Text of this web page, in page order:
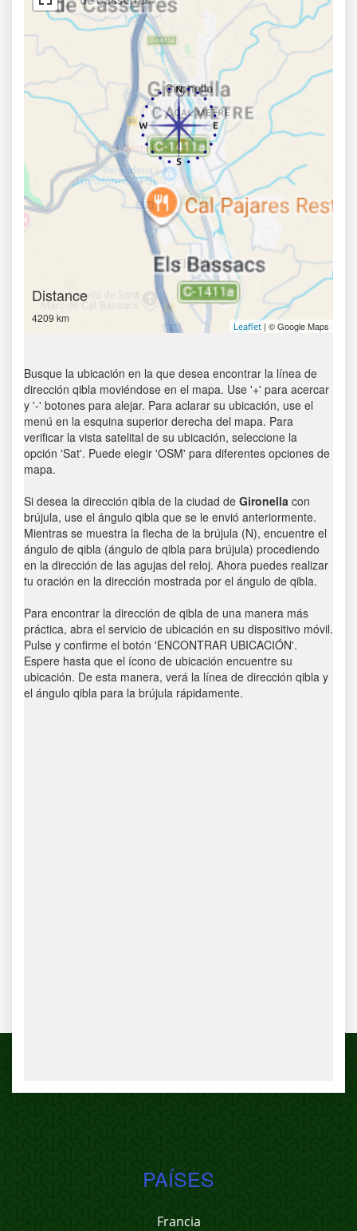
Distance
4209 km
Leaflet | © Google Maps
Busque la ubicación en la que desea encontrar la línea de
dirección qibla moviéndose en el mapa. Use '+' para acercar
y '-' botones para alejar. Para aclarar su ubicación, use el
menú en la esquina superior derecha del mapa. Para
verificar la vista satelital de su ubicación, seleccione la
opción 'Sat'. Puede elegir 'OSM' para diferentes opciones de
mapa.
Si desea la dirección qibla de la ciudad de Gironella con
brújula, use el ángulo qibla que se le envió anteriormente.
Mientras se muestra la flecha de la brújula (N), encuentre el
ángulo de qibla (ángulo de qibla para brújula) procediendo
en la dirección de las agujas del reloj. Ahora puedes realizar
tu oración en la dirección mostrada por el ángulo de qibla.
Para encontrar la dirección de qibla de una manera más
práctica, abra el servicio de ubicación en su dispositivo móvil.
Pulse y confirme el botón 'ENCONTRAR UBICACIÓN'.
Espere hasta que el ícono de ubicación encuentre su
ubicación. De esta manera, verá la línea de dirección qibla y
el ángulo qibla para la brújula rápidamente.
PAÍSES
Francia